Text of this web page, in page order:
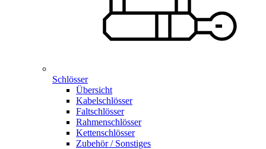
Schlösser
Übersicht
Kabelschlösser
Faltschlösser
Rahmenschlösser
Kettenschlösser
Zubehör / Sonstiges